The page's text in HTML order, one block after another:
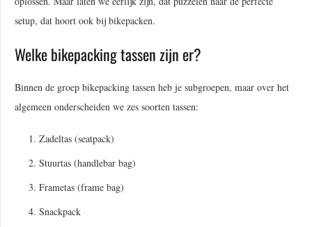
setup, dat hoort ook bij bikepacken.
Welke bikepacking tassen zijn er?
Binnen de groep bikepacking tassen heb je subgroepen, maar over het
algemeen onderscheiden we zes soorten tassen:
Zadeltas (seatpack)
Stuurtas (handlebar bag)
Frametas (frame bag)
Snackpack